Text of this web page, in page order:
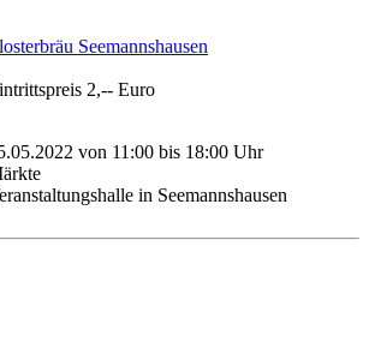
Seemannshausen
2,-- Euro
von 11:00 bis 18:00 Uhr
in Seemannshausen